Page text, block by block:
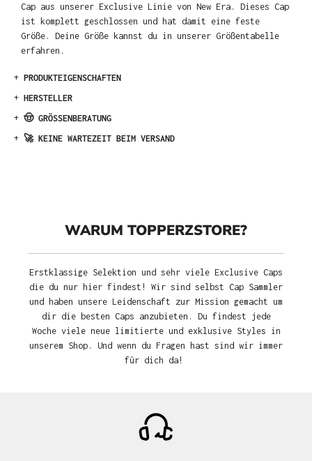
Cap aus unserer Exclusive Linie von New Era. Dieses Cap
ist komplett geschlossen und hat damit eine feste
Größe. Deine Größe kannst du in unserer Größentabelle
erfahren.
+ PRODUKTEIGENSCHAFTEN
+ HERSTELLER
+ 🤠 GRÖSSENBERATUNG
+ 🚀 KEINE WARTEZEIT BEIM VERSAND
WARUM TOPPERZSTORE?
Erstklassige Selektion und sehr viele Exclusive Caps
die du nur hier findest! Wir sind selbst Cap Sammler
und haben unsere Leidenschaft zur Mission gemacht um
dir die besten Caps anzubieten. Du findest jede
Woche viele neue limitierte und exklusive Styles in
unserem Shop. Und wenn du Fragen hast sind wir immer
für dich da!